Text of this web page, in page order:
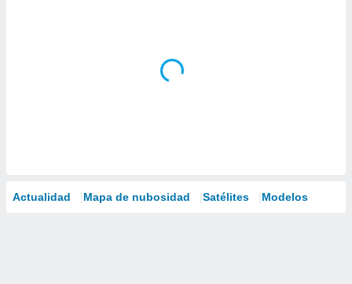
Actualidad Mapa de nubosidad Satélites Modelos